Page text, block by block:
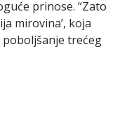
prinose. “Zato
mirovina’, koja
trećeg